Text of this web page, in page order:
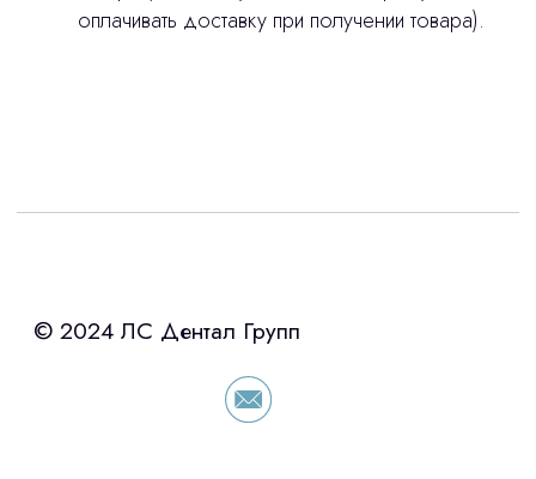
оплачивать доставку при получении товара).
Интересует лизинг?
«Уралпромлизинг» подберем выгодные
условия по лизингу оборудования,
просто оставьте контакты чтобы мы
сориентировали по условиям